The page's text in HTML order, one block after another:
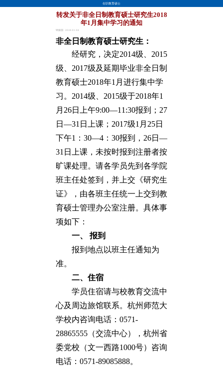
在职教育硕士
转发关于非全日制教育硕士研究生2018
年1月集中学习的通知
钟振国 · 2018-01-04
非全日制教育硕士研究生：
经研究，决定2014级、2015
级、2017级及延期毕业非全日制
教育硕士2018年1月进行集中学
习。2014级、2015级于2018年1
月26日上午9:00—11:30报到；27
日—31日上课；2017级1月25日
下午1：30—4：30报到，26日—
31日上课，未按时报到注册者按
旷课处理。请各学员先到各学院
班主任处签到，并上交《研究生
证》，由各班主任统一上交到教
育硕士管理办公室注册。具体事
项如下：
一、 报到
报到地点以班主任通知为
准。
二、住宿
学员住宿请与校教育交流中
心及周边旅馆联系。杭州师范大
学校内咨询电话：0571-
28865555（交流中心），杭州省
委党校（文一西路1000号）咨询
电话：0571-89085888。